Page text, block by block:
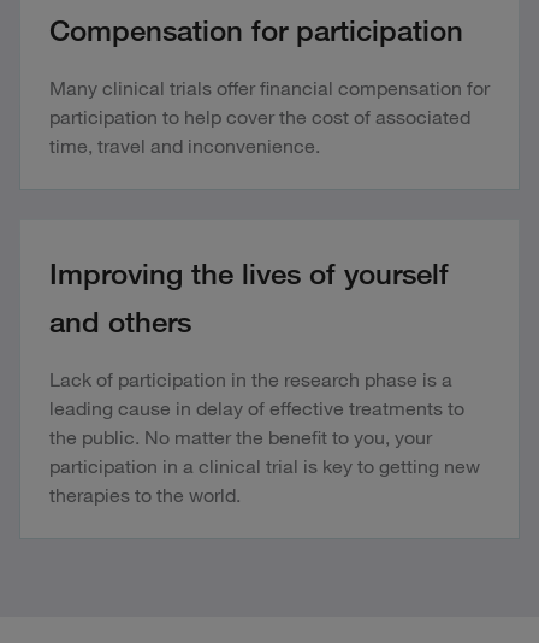
Compensation for participation
Many clinical trials offer financial compensation for
participation to help cover the cost of associated
time, travel and inconvenience.
Improving the lives of yourself
and others
Lack of participation in the research phase is a
leading cause in delay of effective treatments to
the public. No matter the benefit to you, your
participation in a clinical trial is key to getting new
therapies to the world.